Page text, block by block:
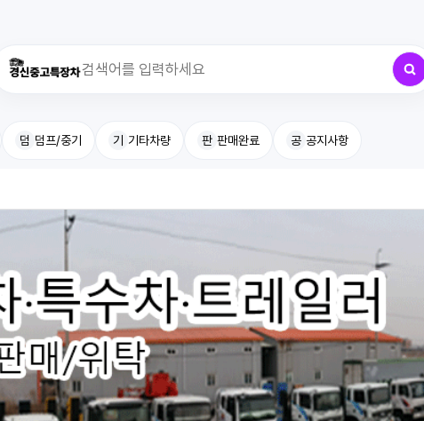
최근 검색어
덤 덤프/중기 기 기타차량 판 판매완료 공 공지사항